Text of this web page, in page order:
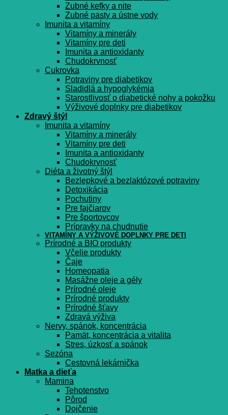
Zubné kefky a nite
Zubné pasty a ústne vody
Imunita a vitamíny
Vitamíny a minerály
Vitamíny pre deti
Imunita a antioxidanty
Chudokrvnosť
Cukrovka
Potraviny pre diabetikov
Sladidlá a hypoglykémia
Starostlivosť o diabetické nohy a pokožku
Výživové doplnky pre diabetikov
Zdravý štýl
Imunita a vitamíny
Vitamíny a minerály
Vitamíny pre deti
Imunita a antioxidanty
Chudokrvnosť
Diéta a životný štýl
Bezlepkové a bezlaktózové potraviny
Detoxikácia
Pochutiny
Pre fajčiarov
Pre športovcov
Prípravky na chudnutie
VITAMÍNY A VÝŽIVOVÉ DOPLNKY PRE DETI
Prírodné a BIO produkty
Včelie produkty
Čaje
Homeopatia
Masážne oleje a gély
Prírodné oleje
Prírodné produkty
Prírodné šťavy
Zdravá výživa
Nervy, spánok, koncentrácia
Pamät, koncentrácia a vitalita
Stres, úzkosť a spánok
Sezóna
Cestovná lekárnička
Matka a dieťa
Mamina
Tehotenstvo
Pôrod
Dojčenie